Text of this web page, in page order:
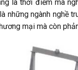
là thời điểm mà
ngành nghề
mại mà còn